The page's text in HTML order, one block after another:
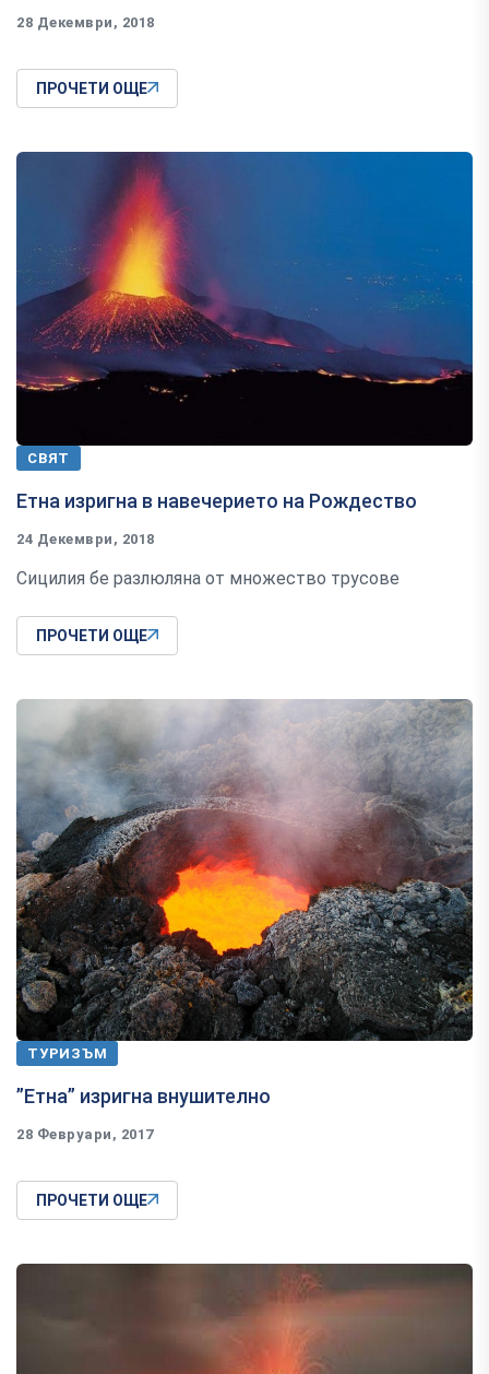
28 Декември, 2018
ПРОЧЕТИ ОЩЕ
СВЯТ
Етна изригна в навечерието на Рождество
24 Декември, 2018
Сицилия бе разлюляна от множество трусове
ПРОЧЕТИ ОЩЕ
ТУРИЗЪМ
”Етна” изригна внушително
28 Февруари, 2017
ПРОЧЕТИ ОЩЕ